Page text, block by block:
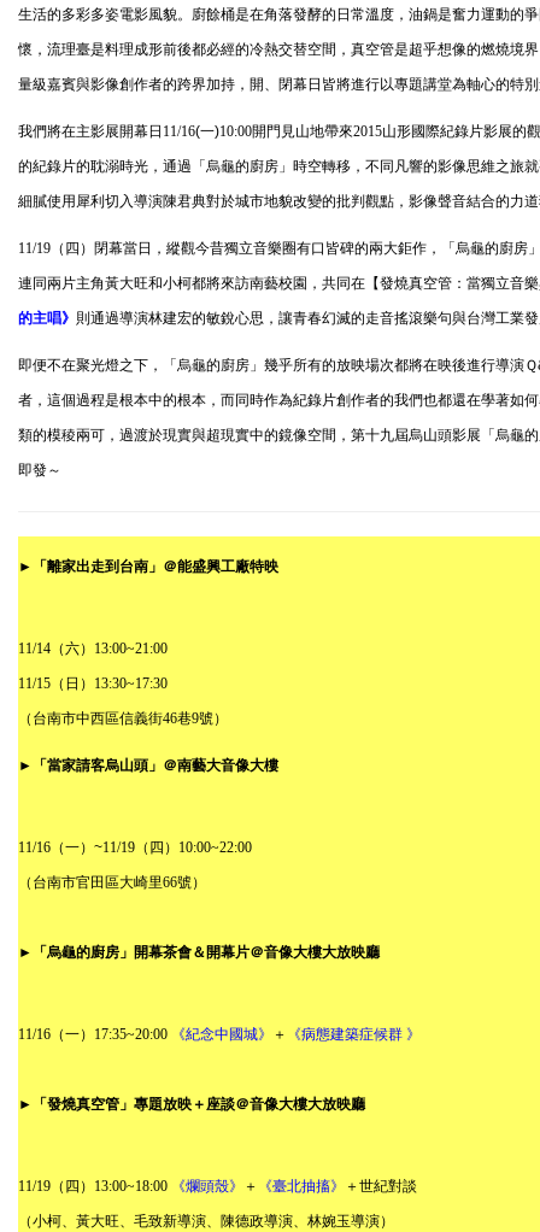
生活的多彩多姿電影風貌。廚餘桶是在角落發酵的日常溫度，油鍋是奮力運動的
懷，流理臺是料理成形前後都必經的冷熱交替空間，真空管是超乎想像的燃燒境
量級嘉賓與影像創作者的跨界加持，開、閉幕日皆將進行以專題講堂為軸心的特
我們將在主影展開幕日 11/16(一)10:00開門見山地帶來2015山形國際紀錄片影展的
的紀錄片的耽溺時光，通過「烏龜的廚房」時空轉移，不同凡響的影像思維之旅
細膩使用犀利切入導演陳君典對於城市地貌改變的批判觀點，影像聲音結合的力
11/19 （四）閉幕當日，縱觀今昔獨立音樂圈有口皆碑的兩大鉅作，「烏龜的廚房
連同兩片主角黃大旺和小柯都將來訪南藝校園，共同在【發燒真空管：當獨立音
的主唱》 則通過導演林建宏的敏銳心思，讓青春幻滅的走音搖滾樂句與台灣工業
即便不在聚光燈之下，「烏龜的廚房」幾乎所有的放映場次都將在映後進行導演
者，這個過程是根本中的根本，而同時作為紀錄片創作者的我們也都還在學著如
類的模稜兩可，過渡於現實與超現實中的鏡像空間，第十九屆烏山頭影展「烏龜
即發～
► 「離家出走到台南」 ＠能盛興工廠特映
11/14 （六） 13:00~21:00
11/15 （日） 13:30~17:30
（台南市中西區信義街46巷9號）
► 「當家請客烏山頭」 ＠南藝大音像大樓
11/16 （一）~11/19 （四） 10:00~22:00
（台南市官田區大崎里66號）
► 「烏龜的廚房」開幕茶會＆ 開幕片＠音像大樓大放映廳
11/16 （一） 17:35~20:00 《紀念中國城》 ＋ 《病態建築症候群 》
► 「發燒真空管」專題放映＋座談＠音像大樓大放映廳
11/19 （四） 13:00~18:00 《爛頭殼》 ＋ 《臺北抽搐》 ＋世紀對談
（小柯、黃大旺、毛致新導演、陳德政導演、林婉玉導演）